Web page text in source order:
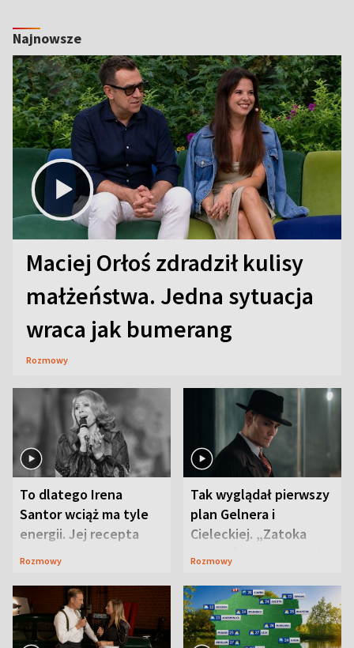
Najnowsze
Maciej Orłoś zdradził kulisy
małżeństwa. Jedna sytuacja
wraca jak bumerang
Rozmowy
To dlatego Irena
Santor wciąż ma tyle
energii. Jej recepta
jest zaskakująco
Rozmowy
Tak wyglądał pierwszy
plan Gelnera i
Cieleckiej. „Zatoka
szpiegów” od razu ich
Rozmowy